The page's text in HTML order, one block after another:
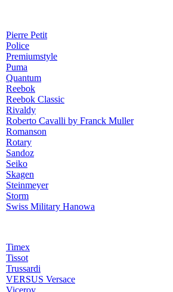
Pierre Petit
Police
Premiumstyle
Puma
Quantum
Reebok
Reebok Classic
Rivaldy
Roberto Cavalli by Franck Muller
Romanson
Rotary
Sandoz
Seiko
Skagen
Steinmeyer
Storm
Swiss Military Hanowa
Timex
Tissot
Trussardi
VERSUS Versace
Viceroy